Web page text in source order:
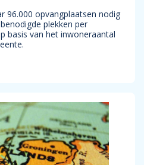
96.000 opvangplaatsen nodig
plekken per
basis van het inwoneraantal